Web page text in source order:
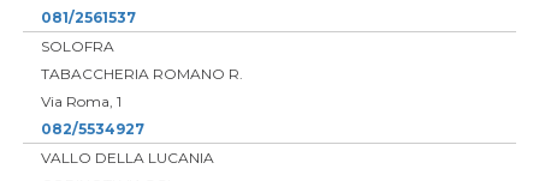
081/2561537
SOLOFRA
TABACCHERIA ROMANO R.
Via Roma, 1
082/5534927
VALLO DELLA LUCANIA